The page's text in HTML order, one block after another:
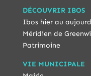
DÉCOUVRIR IBOS
Ibos hier au
Méridien de
Patrimoine
VIE MUNICIPALE